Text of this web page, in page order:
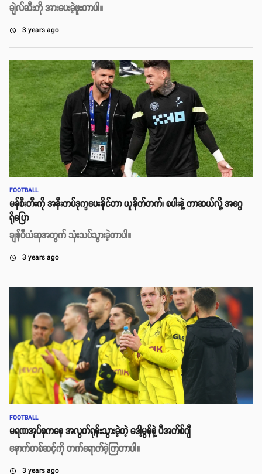
ချဲလ်ဆီးကို အားပေးခဲ့ဖူးတာပါ။
access_time 3 years ago
FOOTBALL
မန်စီးတီးကို အနီးကပ်ဒုက္ခပေးနိုင်တာ ယူနိုက်တက်၊ စပါးနဲ့ ကာဆယ်လို့ အဂွေ
ရိုပြော
ချန်ပီယံဆုအတွက် သုံးသပ်သွားခဲ့တာပါ။
access_time 3 years ago
FOOTBALL
မရဏအုပ်စုကနေ အလွတ်ရုန်းသွားခဲ့တဲ့ ဒေါ့မွန်နဲ့ ပီအက်စ်ဂျီ
နောက်တစ်ဆင့်ကို တက်ရောက်ခဲ့ကြတာပါ။
access_time 3 years ago